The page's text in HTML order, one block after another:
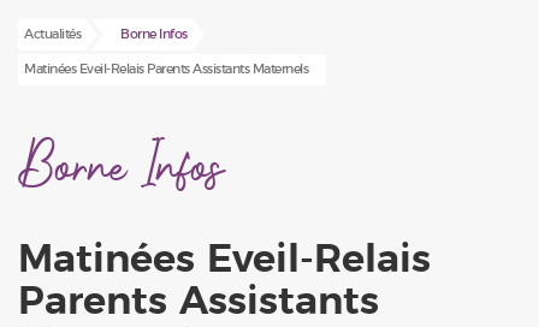
Actualités Borne Infos
Matinées Eveil-Relais Parents Assistants Maternels
Borne Infos
Matinées Eveil-Relais
Parents Assistants